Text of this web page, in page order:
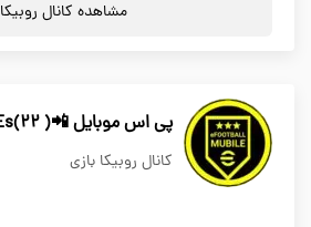
مشاهده کانال روبیکا
پی اس موبایل 📲( 22)PEs
کانال روبیکا بازی